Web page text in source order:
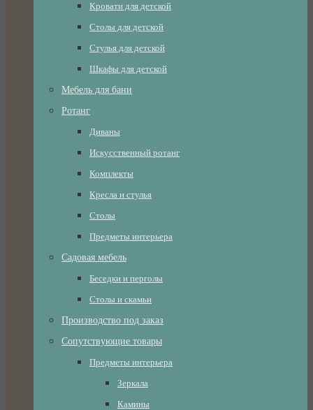
Кровати для детской
Столы для детской
Стулья для детской
Шкафы для детской
Мебель для бани
Ротанг
Диваны
Искусственный ротанг
Комплекты
Кресла и стулья
Столы
Предметы интерьера
Садовая мебель
Беседки и перголы
Столы и скамьи
Производство под заказ
Сопутствующие товары
Предметы интерьера
Зеркала
Камины